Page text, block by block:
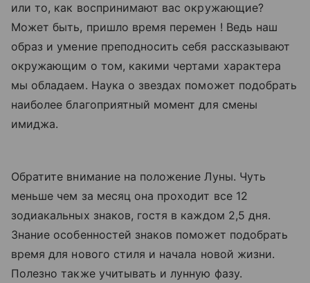
или то, как воспринимают вас окружающие?
Может быть, пришло время перемен ! Ведь наш
образ и умение преподносить себя рассказывают
окружающим о том, какими чертами характера
мы обладаем. Наука о звездах поможет подобрать
наиболее благоприятный момент для смены
имиджа.
Обратите внимание на положение Луны. Чуть
меньше чем за месяц она проходит все 12
зодиакальных знаков, гостя в каждом 2,5 дня.
Знание особенностей знаков поможет подобрать
время для нового стиля и начала новой жизни.
Полезно также учитывать и лунную фазу.